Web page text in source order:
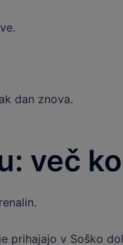
dan znova.
več
prihajajo v Soško